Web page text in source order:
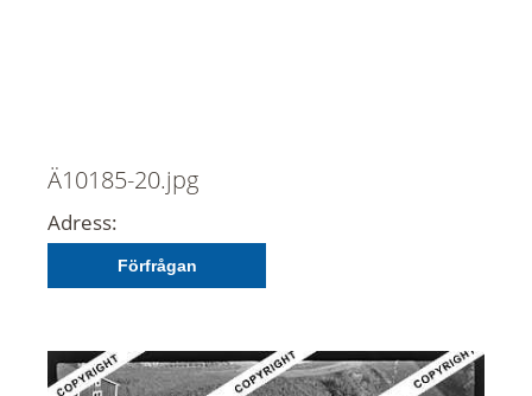
Ä10185-20.jpg
Adress:
Förfrågan